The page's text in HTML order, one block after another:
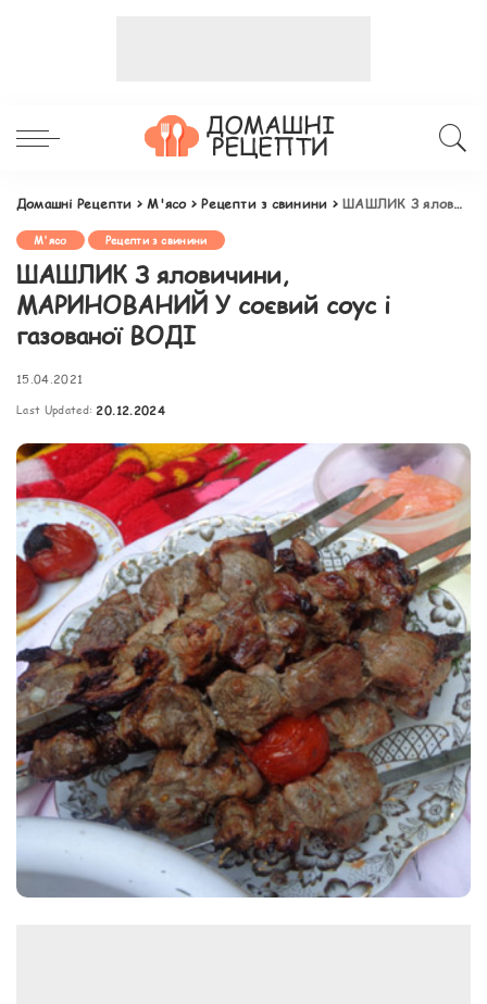
Домашні Рецепти >М'ясо>Рецепти з свинини >ШАШЛИК З яловичини, МАРИНОВАНИЙ У соєвий соус і газованої ВОДІ
М'ясо Рецепти з свинини
ШАШЛИК З яловичини,
МАРИНОВАНИЙ У соєвий соус і
газованої ВОДІ
15.04.2021
Last Updated: 20.12.2024